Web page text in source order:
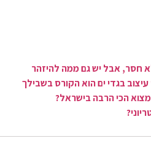
חסר, אבל יש גם ממה להיזהר
בגדי ים הוא הקורס בשבילך
הכי הרבה בישראל?